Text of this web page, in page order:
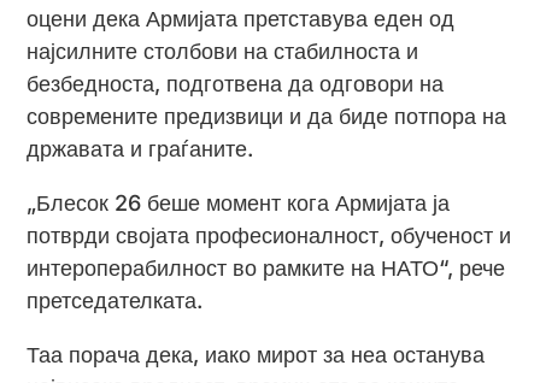
оцени дека Армијата претставува еден од
најсилните столбови на стабилноста и
безбедноста, подготвена да одговори на
современите предизвици и да биде потпора на
државата и граѓаните.
„Блесок 26 беше момент кога Армијата ја
потврди својата професионалност, обученост и
интероперабилност во рамките на НАТО“, рече
претседателката.
Таа порача дека, иако мирот за неа останува